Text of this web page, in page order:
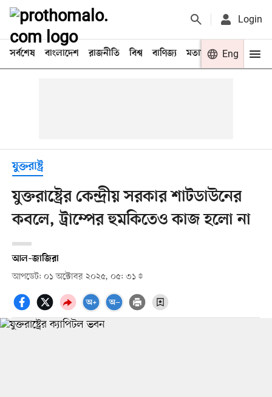
Login
সর্বশেষ বাংলাদেশ রাজনীতি বিশ্ব বাণিজ্য মতামত খেলা
Eng
যুক্তরাষ্ট্র
যুক্তরাষ্ট্রের কেন্দ্রীয় সরকার শাটডাউনের
কবলে, ট্রাম্পের হুমকিতেও কাজ হলো না
আল–জাজিরা
আপডেট: ০১ অক্টোবর ২০২৫, ০৫: ৩১